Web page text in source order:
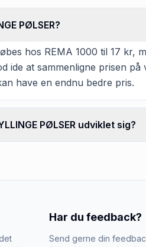
PØLSER?
hos REMA 1000 til 17
ide at sammenligne prisen
have en endnu bedre pris.
PØLSER udviklet sig?
Har du feedback?
Send gerne din